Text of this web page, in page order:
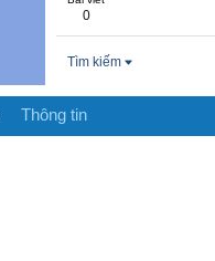
0
Tìm kiếm
Thông tin